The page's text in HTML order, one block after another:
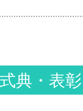
式典・表彰